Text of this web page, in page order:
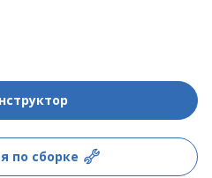
по сборке